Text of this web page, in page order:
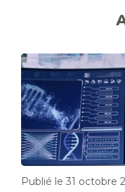
Publié le 31 octobre